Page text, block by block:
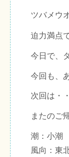
ツバメウ
迫力満点
今日で、
今回も、
次回は・
またのご
潮：小潮
風向：東